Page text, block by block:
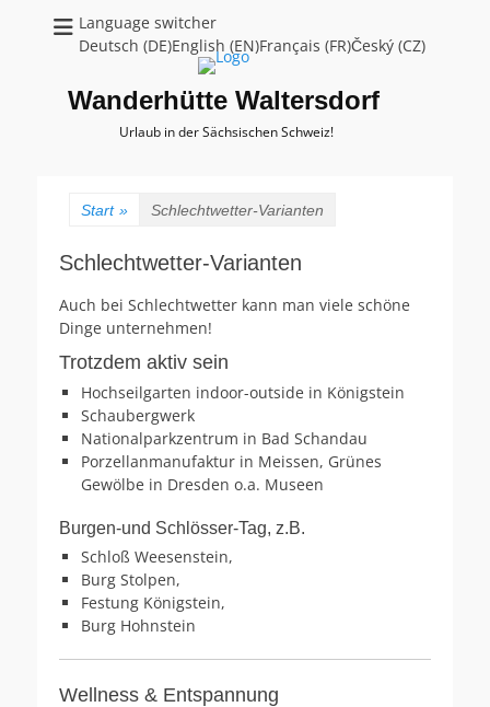
Language switcher
Deutsch (DE)English (EN)Français (FR)Český (CZ)
Wanderhütte Waltersdorf
Urlaub in der Sächsischen Schweiz!
Start » Schlechtwetter-Varianten
Schlechtwetter-Varianten
Auch bei Schlechtwetter kann man viele schöne
Dinge unternehmen!
Trotzdem aktiv sein
Hochseilgarten indoor-outside in Königstein
Schaubergwerk
Nationalparkzentrum in Bad Schandau
Porzellanmanufaktur in Meissen, Grünes
Gewölbe in Dresden o.a. Museen
Burgen-und Schlösser-Tag, z.B.
Schloß Weesenstein,
Burg Stolpen,
Festung Königstein,
Burg Hohnstein
Wellness & Entspannung